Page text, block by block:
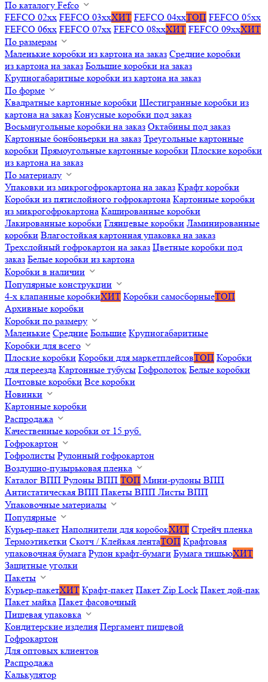
По каталогу Fefco
FEFCO 02xx FEFCO 03xxХИТ FEFCO 04xxТОП FEFCO 05xx
FEFCO 06xx FEFCO 07xx FEFCO 08xxХИТ FEFCO 09xxХИТ
По размерам
Маленькие коробки из картона на заказ Средние коробки
из картона на заказ Большие коробки на заказ
Крупногабаритные коробки из картона на заказ
По форме
Квадратные картонные коробки Шестигранные коробки из
картона на заказ Конусные коробки под заказ
Восьмиугольные коробки на заказ Октабины под заказ
Картонные бонбоньерки на заказ Треугольные картонные
коробки Прямоугольные картонные коробки Плоские коробки
из картона на заказ
По материалу
Упаковки из микрогофрокартона на заказ Крафт коробки
Коробки из пятислойного гофрокартона Картонные коробки
из микрогофрокартона Кашированные коробки
Лакированные коробки Глянцевые коробки Ламинированные
коробки Влагостойкая картонная упаковка на заказ
Трехслойный гофрокартон на заказ Цветные коробки под
заказ Белые коробки из картона
Коробки в наличии
Популярные конструкции
4-х клапанные коробкиХИТ Коробки самосборныеТОП
Архивные коробки
Коробки по размеру
Маленькие Средние Большие Крупногабаритные
Коробки для всего
Плоские коробки Коробки для маркетплейсовТОП Коробки
для переезда Картонные тубусы Гофролоток Белые коробки
Почтовые коробки Все коробки
Новинки
Картонные коробки
Распродажа
Качественные коробки от 15 руб.
Гофрокартон
Гофролисты Рулонный гофрокартон
Воздушно-пузырьковая пленка
Каталог ВПП Рулоны ВПП ТОП Мини-рулоны ВПП
Антистатическая ВПП Пакеты ВПП Листы ВПП
Упаковочные материалы
Популярные
Курьер-пакет Наполнители для коробокХИТ Стрейч пленка
Термоэтикетки Скотч / Клейкая лентаТОП Крафтовая
упаковочная бумага Рулон крафт-бумаги Бумага тишьюХИТ
Защитные уголки
Пакеты
Курьер-пакетХИТ Крафт-пакет Пакет Zip Lock Пакет дой-пак
Пакет майка Пакет фасовочный
Пищевая упаковка
Кондитерские изделия Пергамент пищевой
Гофрокартон
Для оптовых клиентов
Распродажа
Калькулятор